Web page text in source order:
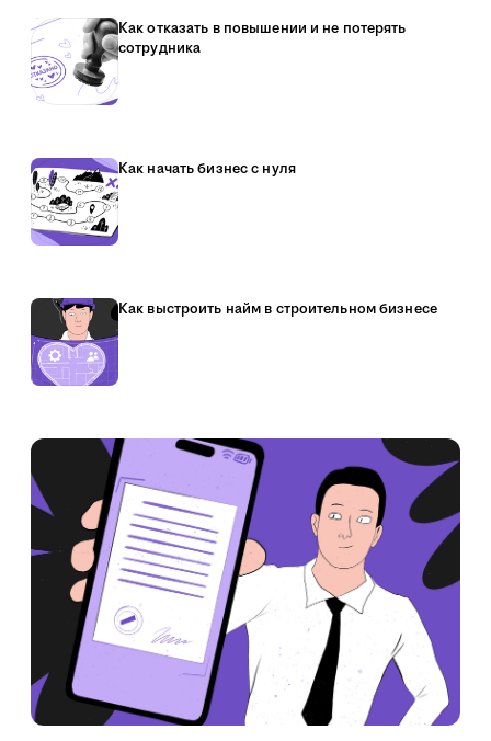
Как отказать в повышении и не потерять
сотрудника
Как начать бизнес с нуля
Как выстроить найм в строительном бизнесе